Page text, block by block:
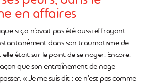
en affaires
si ça n’avait pas été aussi effrayant...
dans son traumatisme de
elle était sur le point de se noyer. Encore.
que son entraînement de nage
« Je me suis dit : ce n’est pas comme